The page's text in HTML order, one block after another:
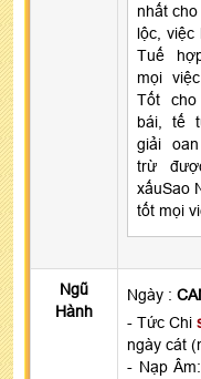
nhất
lộc, việc
Tuế
mọi
Tốt
bái, tế
giải
trừ
xấuSao
tốt mọi
Ngũ
Hành
Ngày :
- Tức Chi
ngày cát
- Nạp